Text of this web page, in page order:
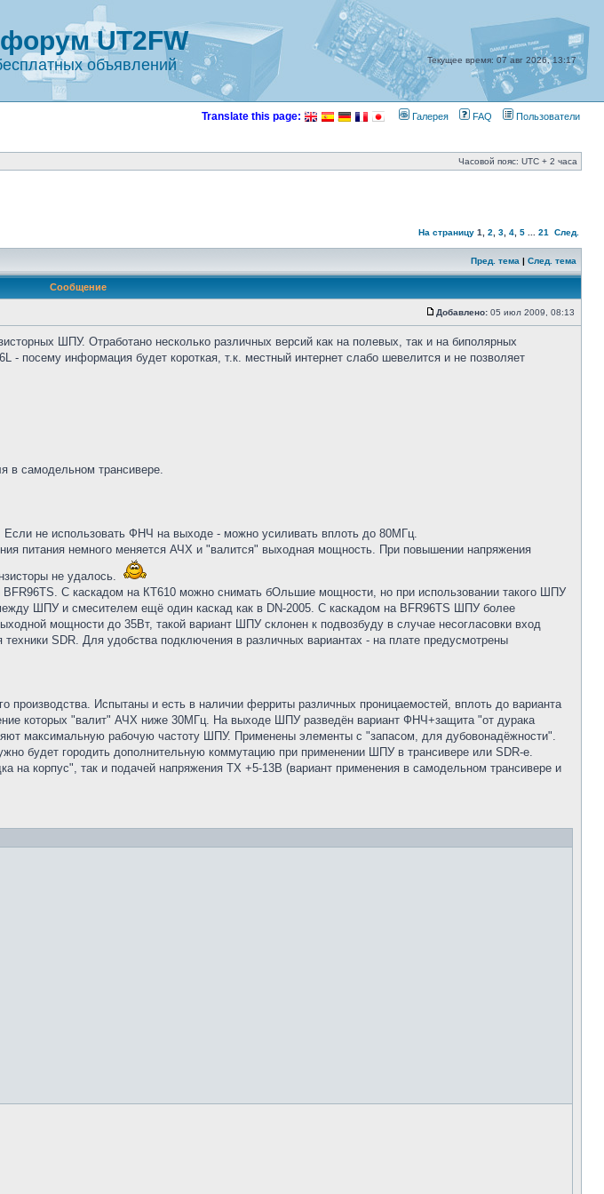
UT2FW
объявлений Текущее время: 07 авг 2026, 13:17
Translate this page: Галерея FAQ Пользователи
Часовой пояс: UTC + 2 часа
На страницу 1 2 3 4 5 21 След.
Пред. тема | След. тема
Сообщение
Добавлено: 05 июл 2009, 08:13
ШПУ. Отработано несколько различных версий как на полевых, так и на биполярных
посему информация будет короткая, т.к. местный интернет слабо шевелится и не позволяет
в самодельном трансивере.
не использовать ФНЧ на выходе - можно усиливать вплоть до 80МГц.
питания немного меняется АЧХ и "валится" выходная мощность. При повышении напряжения
не удалось.
С каскадом на КТ610 можно снимать бОльшие мощности, но при использовании такого ШПУ
ШПУ и смесителем ещё один каскад как в DN-2005. С каскадом на BFR96TS ШПУ более
мощности до 35Вт, такой вариант ШПУ склонен к подвозбуду в случае несогласовки вход
SDR. Для удобства подключения в различных вариантах - на плате предусмотрены
производства. Испытаны и есть в наличии ферриты различных проницаемостей, вплоть до варианта
которых "валит" АЧХ ниже 30МГц. На выходе ШПУ разведён вариант ФНЧ+защита "от дурака
максимальную рабочую частоту ШПУ. Применены элементы с "запасом, для дубовонадёжности".
будет городить дополнительную коммутацию при применении ШПУ в трансивере или SDR-е.
на корпус", так и подачей напряжения ТХ +5-13В (вариант применения в самодельном трансивере и